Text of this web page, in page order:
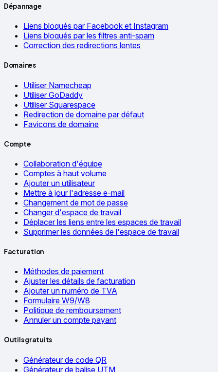
Dépannage
Liens bloqués par Facebook et Instagram
Liens bloqués par les filtres anti-spam
Correction des redirections lentes
Domaines
Utiliser Namecheap
Utiliser GoDaddy
Utiliser Squarespace
Redirection de domaine par défaut
Favicons de domaine
Compte
Collaboration d'équipe
Comptes à haut volume
Ajouter un utilisateur
Mettre à jour l'adresse e-mail
Changement de mot de passe
Changer d'espace de travail
Déplacer les liens entre les espaces de travail
Supprimer les données de l'espace de travail
Facturation
Méthodes de paiement
Ajuster les détails de facturation
Ajouter un numéro de TVA
Formulaire W9/W8
Politique de remboursement
Annuler un compte payant
Outils gratuits
Générateur de code QR
Générateur de balise UTM